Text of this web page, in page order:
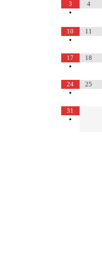
3
•
4
10
•
11
17
•
18
24
•
25
31
•